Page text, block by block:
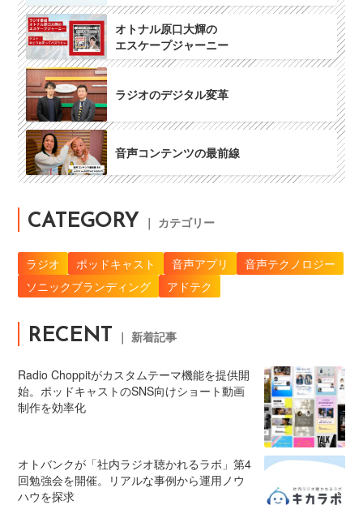
オトナル原口大輝の
エスケープジャーニー
ラジオのデジタル変革
音声コンテンツの最前線
CATEGORY ｜ カテゴリー
ラジオ ポッドキャスト 音声アプリ
音声テクノロジー
ソニックブランディング
アドテク
RECENT ｜ 新着記事
Radio Choppitがカスタムテーマ機能を提供開
始。ポッドキャストのSNS向けショート動画
制作を効率化
オトバンクが「社内ラジオ聴かれるラボ」第4
回勉強会を開催。リアルな事例から運用ノウ
ハウを探求